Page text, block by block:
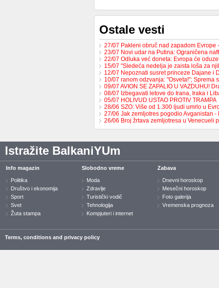
Ostale vesti
27/07 Pakleni obruč nad zapadom Evrope
23/07 Novi udar na Putina: Ograničena
22/07 Odluka već doneta: Evropa će
15/07 "Sledeća nedelja je zaista loša za
12/07 Nepoznati susret princeze Dajane i
10/07 ranom odzvanja: "Osveta!"; Sprema
09/07 AVION SE ZAPALIO U VAZDUHU!
08/07 Izbegavati letove do Irana, Iraka i
05/07 HOLIVUD USTAO PROTIV TRAMPA
28/06 SZO: Više od 1.300 ljudi umrlo u
27/06 Jak zemljotres pogodio Avganistan
26/06 Broj žrtava zemljotresa u Venecueli
Istražite BalkaniYUm
Info magazin
Politika
Društvo i ekonomija
Sport
Svet
Žuta stampa
Slobodno vreme
Moda
Zdravlje
Turistički vodič
Tehnologija
Kompjuteri i internet
Zabava
Dnevni horoskop
Mesečni horoskop
Foto galerija
Vremenska prognoza
Terms, conditions and privacy policy